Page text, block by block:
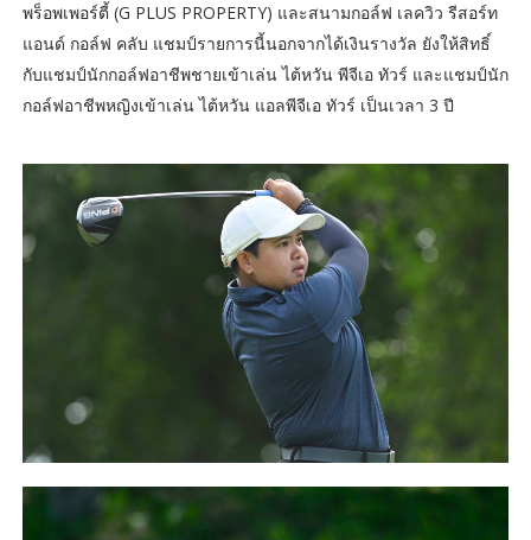
พร็อพเพอร์ตี้ (G PLUS PROPERTY) และสนามกอล์ฟ เลควิว รีสอร์ท
แอนด์ กอล์ฟ คลับ แชมป์รายการนี้นอกจากได้เงินรางวัล ยังให้สิทธิ์
กับแชมป์นักกอล์ฟอาชีพชายเข้าเล่น ไต้หวัน พีจีเอ ทัวร์ และแชมป์นัก
กอล์ฟอาชีพหญิงเข้าเล่น ไต้หวัน แอลพีจีเอ ทัวร์ เป็นเวลา 3 ปี